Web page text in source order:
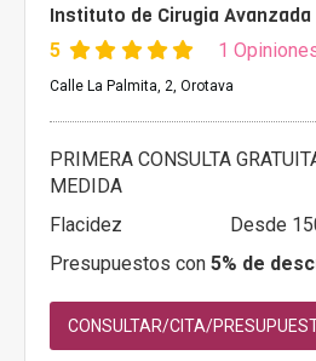
Instituto de Cirugia Avanzada
5 1
Calle La Palmita, 2, Orotava
PRIMERA CONSULTA
MEDIDA
Flacidez
Desde
Presupuestos con 5% de
CONSULTAR/CITA/